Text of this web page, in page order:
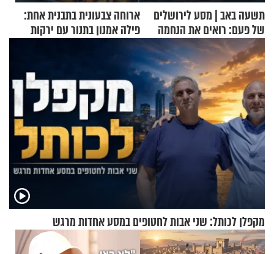
תשעה באב | מסע לירושלים
של פעם: רואים את הנחמה
ארוחה צבעונית בתבנית אחת:
פילה אמנון בתנור עם ירקות
מקפלן לכותל: שני אבות לחטופים במסע אחדות מרגש